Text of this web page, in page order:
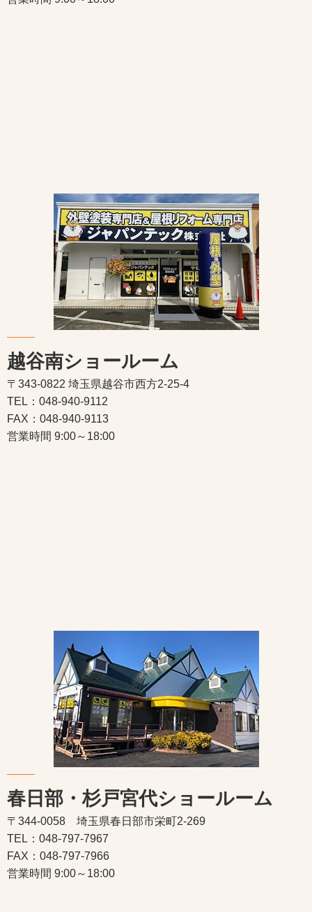
越谷南ショールーム
〒343-0822 埼玉県越谷市西方2-25-4
TEL：048-940-9112
FAX：048-940-9113
営業時間 9:00～18:00
春日部・杉戸宮代ショールーム
〒344-0058 埼玉県春日部市栄町2-269
TEL：048-797-7967
FAX：048-797-7966
営業時間 9:00～18:00